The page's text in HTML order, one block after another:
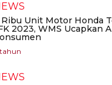
Unit Motor Honda
2023, WMS Ucapkan